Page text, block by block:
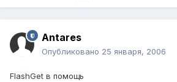
Antares
Опубликовано 25 января, 2006
FlashGet в помощь